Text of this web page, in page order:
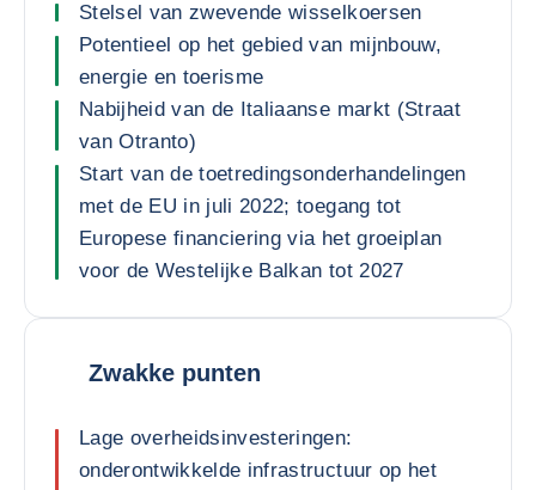
Stelsel van zwevende wisselkoersen
Potentieel op het gebied van mijnbouw,
energie en toerisme
Nabijheid van de Italiaanse markt (Straat
van Otranto)
Start van de toetredingsonderhandelingen
met de EU in juli 2022; toegang tot
Europese financiering via het groeiplan
voor de Westelijke Balkan tot 2027
Zwakke punten
Lage overheidsinvesteringen:
onderontwikkelde infrastructuur op het